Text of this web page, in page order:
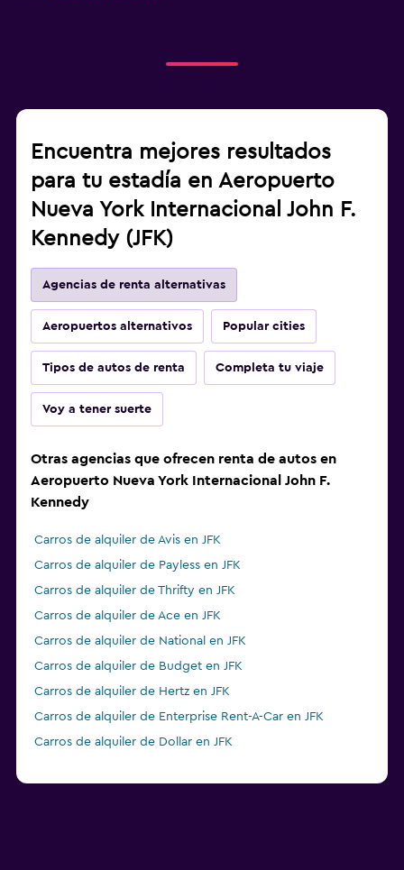
Encuentra mejores resultados
para tu estadía en Aeropuerto
Nueva York Internacional John F.
Kennedy (JFK)
Agencias de renta alternativas
Aeropuertos alternativos Popular cities
Tipos de autos de renta Completa tu viaje
Voy a tener suerte
Otras agencias que ofrecen renta de autos en
Aeropuerto Nueva York Internacional John F.
Kennedy
Carros de alquiler de Avis en JFK
Carros de alquiler de Payless en JFK
Carros de alquiler de Thrifty en JFK
Carros de alquiler de Ace en JFK
Carros de alquiler de National en JFK
Carros de alquiler de Budget en JFK
Carros de alquiler de Hertz en JFK
Carros de alquiler de Enterprise Rent-A-Car en JFK
Carros de alquiler de Dollar en JFK